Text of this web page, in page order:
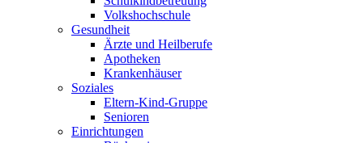
Volkshochschule
Gesundheit
Ärzte und Heilberufe
Apotheken
Krankenhäuser
Soziales
Eltern-Kind-Gruppe
Senioren
Einrichtungen